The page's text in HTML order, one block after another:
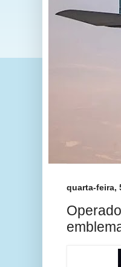
quarta-feira,